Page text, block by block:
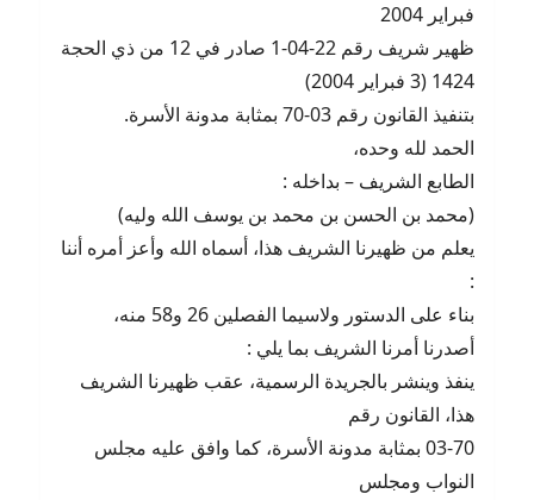
فبراير 2004
ظهير شريف رقم 22-04-1 صادر في 12 من ذي الحجة
1424 (3 فبراير 2004)
بتنفيذ القانون رقم 03-70 بمثابة مدونة الأسرة.
الحمد لله وحده،
الطابع الشريف – بداخله :
(محمد بن الحسن بن محمد بن يوسف الله وليه)
يعلم من ظهيرنا الشريف هذا، أسماه الله وأعز أمره أننا
:
بناء على الدستور ولاسيما الفصلين 26 و58 منه،
أصدرنا أمرنا الشريف بما يلي :
ينفذ وينشر بالجريدة الرسمية، عقب ظهيرنا الشريف
هذا، القانون رقم
03-70 بمثابة مدونة الأسرة، كما وافق عليه مجلس
النواب ومجلس